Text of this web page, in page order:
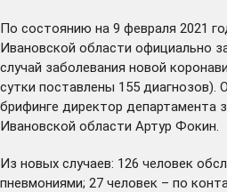
По состоянию на 9 февраля 2021
Ивановской области официально
случай заболевания новой
сутки поставлены 155
брифинге директор департамента
Ивановской области Артур Фокин.
Из новых случаев: 126 человек
пневмониями; 27 человек – по